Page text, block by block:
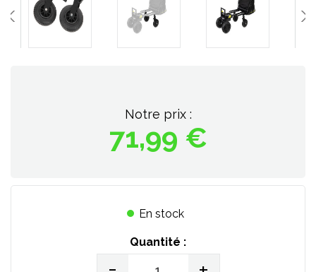
Notre prix :
71,99 €
En stock
Quantité :